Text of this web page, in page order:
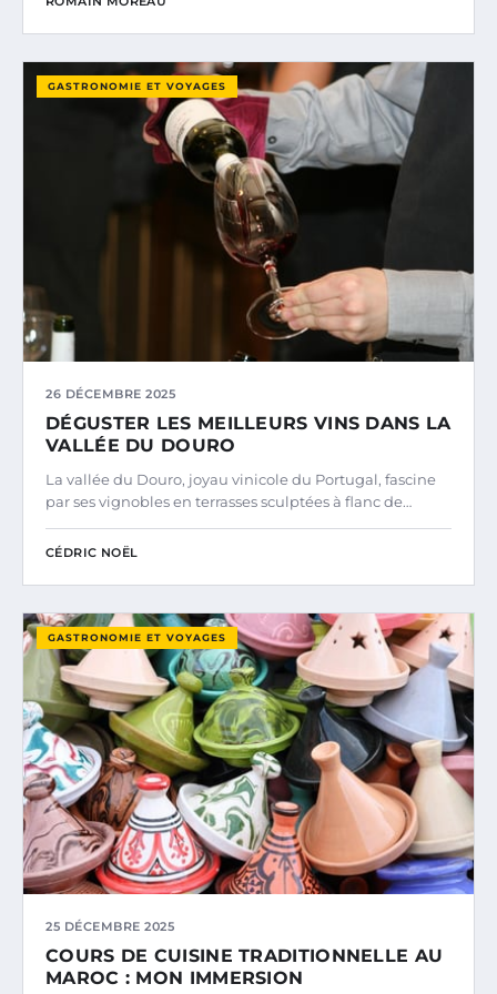
GASTRONOMIE ET VOYAGES
26 DÉCEMBRE 2025
DÉGUSTER LES MEILLEURS VINS DANS LA
VALLÉE DU DOURO
La vallée du Douro, joyau vinicole du Portugal, fascine
par ses vignobles en terrasses sculptées à flanc de…
CÉDRIC NOËL
GASTRONOMIE ET VOYAGES
25 DÉCEMBRE 2025
COURS DE CUISINE TRADITIONNELLE AU
MAROC : MON IMMERSION